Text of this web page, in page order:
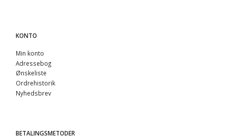
KONTO
Min konto
Adressebog
Ønskeliste
Ordrehistorik
Nyhedsbrev
BETALINGSMETODER